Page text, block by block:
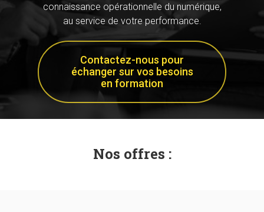
connaissance opérationnelle du numérique,
au service de votre performance.
Contactez-nous pour
échanger sur vos besoins
en formation
Nos offres :